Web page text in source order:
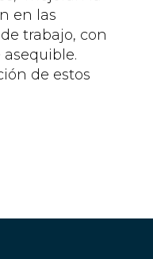
en las
trabajo, con
de estos